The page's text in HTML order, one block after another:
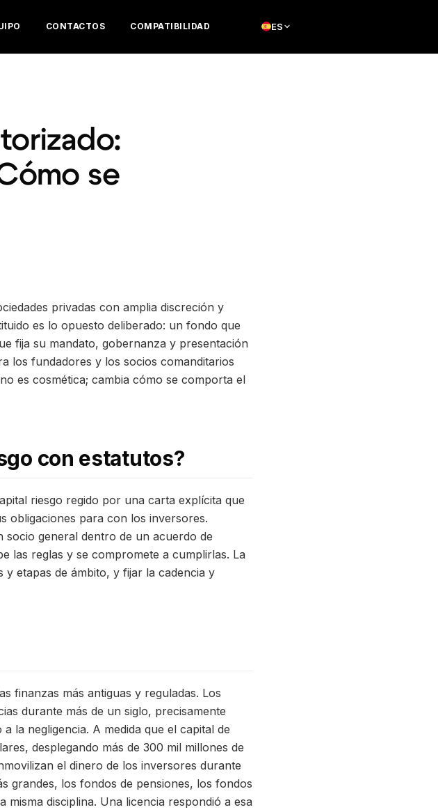
ES
CONTACTOS COMPATIBILIDAD
se
privadas con amplia discreción y
es lo opuesto deliberado: un fondo que
fija su mandato, gobernanza y presentación
los fundadores y los socios comanditarios
es cosmética; cambia cómo se comporta el
con estatutos?
riesgo regido por una carta explícita que
obligaciones para con los inversores.
socio general dentro de un acuerdo de
las reglas y se compromete a cumplirlas. La
etapas de ámbito, y fijar la cadencia y
finanzas más antiguas y reguladas. Los
durante más de un siglo, precisamente
la negligencia. A medida que el capital de
desplegando más de 300 mil millones de
el dinero de los inversores durante
grandes, los fondos de pensiones, los fondos
disciplina. Una licencia respondió a esa